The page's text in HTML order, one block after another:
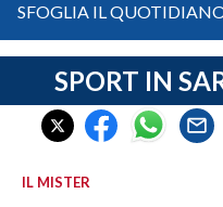
CRONACA SARDEGNA
CAGLIARI
SULCIS IGLESIENTE
SFOGLIA IL
SPORT IN
IL MISTER